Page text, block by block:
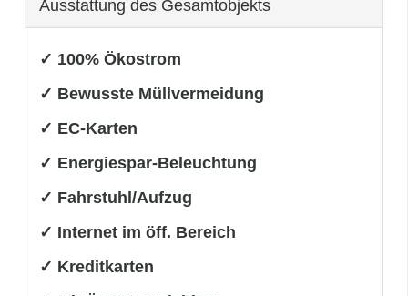
Ausstattung des Gesamtobjekts
✓ 100% Ökostrom
✓ Bewusste Müllvermeidung
✓ EC-Karten
✓ Energiespar-Beleuchtung
✓ Fahrstuhl/Aufzug
✓ Internet im öff. Bereich
✓ Kreditkarten